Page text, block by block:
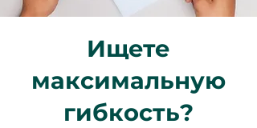
Ищете
максимальную
гибкость?